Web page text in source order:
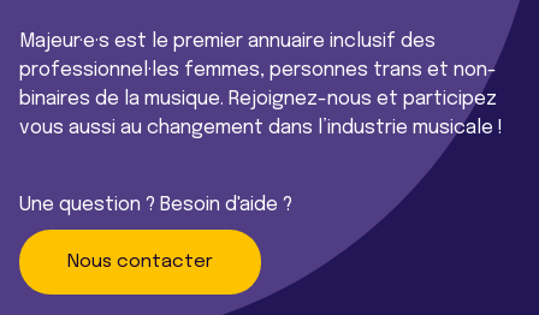
Majeur·e·s est le premier annuaire inclusif des
professionnel·les femmes, personnes trans et non-
binaires de la musique. Rejoignez-nous et participez
vous aussi au changement dans l’industrie musicale !
Une question ? Besoin d'aide ?
Nous contacter